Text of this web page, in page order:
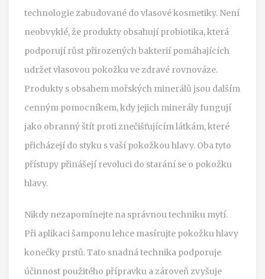
technologie zabudované do vlasové kosmetiky. Není
neobvyklé, že produkty obsahují probiotika, která
podporují růst přirozených bakterií pomáhajících
udržet vlasovou pokožku ve zdravé rovnováze.
Produkty s obsahem mořských minerálů jsou dalším
cenným pomocníkem, kdy jejich minerály fungují
jako obranný štít proti znečišťujícím látkám, které
přicházejí do styku s vaší pokožkou hlavy. Oba tyto
přístupy přinášejí revoluci do starání se o pokožku
hlavy.
Nikdy nezapomínejte na správnou techniku mytí.
Při aplikaci šamponu lehce masírujte pokožku hlavy
konečky prstů. Tato snadná technika podporuje
účinnost použitého přípravku a zároveň zvyšuje